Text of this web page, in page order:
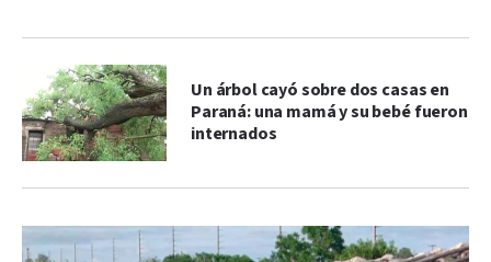
Un árbol cayó sobre dos casas en
Paraná: una mamá y su bebé fueron
internados